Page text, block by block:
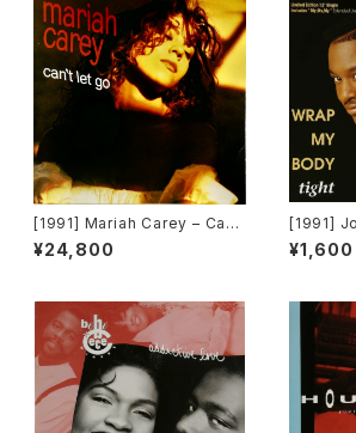
[1991] Mariah Carey – Can't
Let Go [Columbia]
¥24,800
[1991]
My
[限定盤]
¥1,600